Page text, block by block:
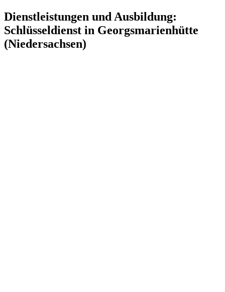
Dienstleistungen und Ausbildung:
Schlüsseldienst in Georgsmarienhütte
(Niedersachsen)